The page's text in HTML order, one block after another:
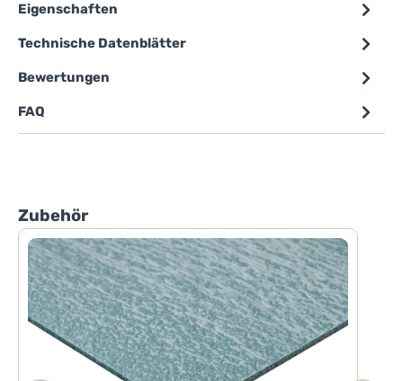
Eigenschaften
Technische Datenblätter
Bewertungen
FAQ
Produktgalerie überspringen
Zubehör